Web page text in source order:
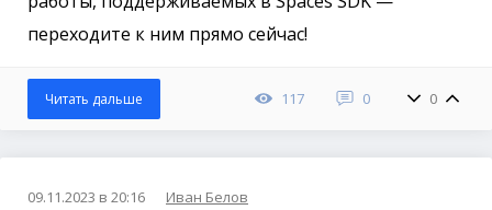
переходите к ним прямо сейчас!
117 0 0
Читать дальше
09.11.2023 в 20:16 Иван Белов